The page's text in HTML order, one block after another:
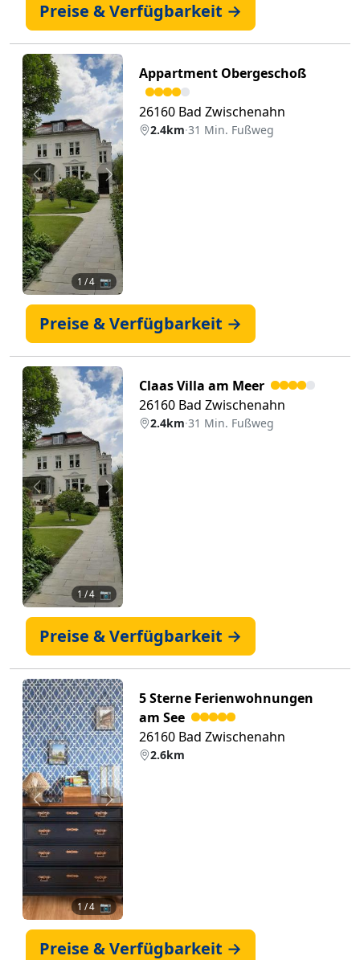
Preise & Verfügbarkeit →
Zurück Weiter
1 / 4 📷
Appartment Obergeschoß
26160 Bad Zwischenahn
2.4km·31 Min. Fußweg
Preise & Verfügbarkeit →
Zurück Weiter
1 / 4 📷
Claas Villa am Meer
26160 Bad Zwischenahn
2.4km·31 Min. Fußweg
Preise & Verfügbarkeit →
Zurück Weiter
1 / 4 📷
5 Sterne Ferienwohnungen
am See
26160 Bad Zwischenahn
2.6km
Preise & Verfügbarkeit →